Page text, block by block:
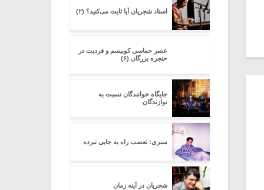
استاد شجریان آیا ثابت می‌کنید؟ (۲)
عصر حماسی کوبیسم و فردیت در
حنجره بزرگان (۶)
جایگاه خوانندگان نسبت به
نوازندگان
منبری: تعصب راه به جایی نبرده
شجریان در آینه زمان